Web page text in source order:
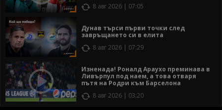
8 авг 2026 | 07:05
Дунав търси първи точки след
завръщането си в елита
8 авг 2026 | 07:29
Изненада! Роналд Араухо преминава в
Ливърпул под наем, а това отваря
пътя на Родри към Барселона
8 авг 2026 | 03:20